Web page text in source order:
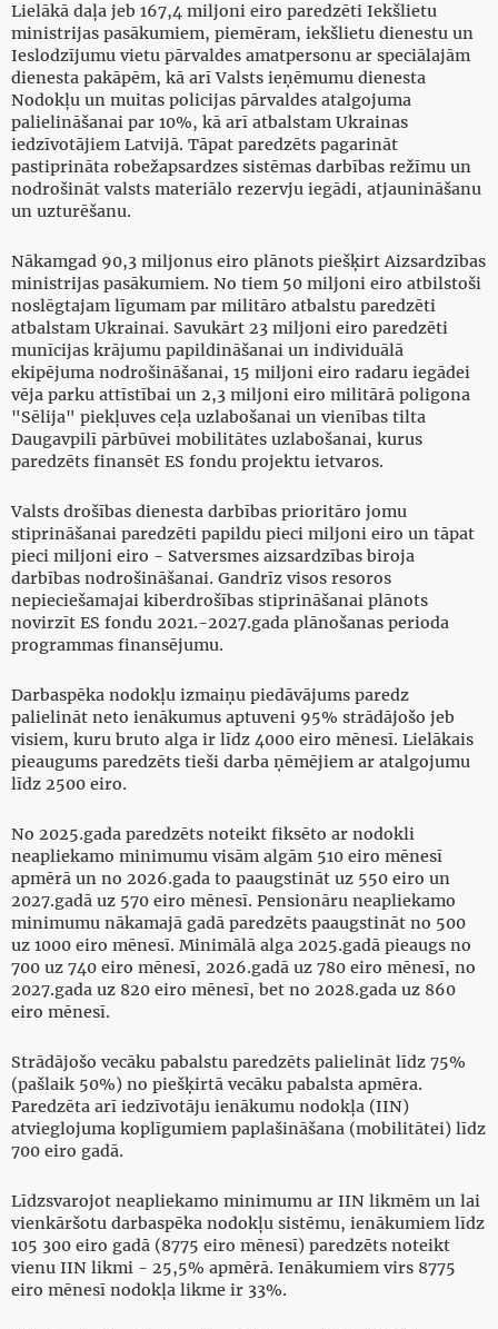
Lielākā daļa jeb 167,4 miljoni eiro paredzēti Iekšlietu
ministrijas pasākumiem, piemēram, iekšlietu dienestu un
Ieslodzījumu vietu pārvaldes amatpersonu ar speciālajām
dienesta pakāpēm, kā arī Valsts ieņēmumu dienesta
Nodokļu un muitas policijas pārvaldes atalgojuma
palielināšanai par 10%, kā arī atbalstam Ukrainas
iedzīvotājiem Latvijā. Tāpat paredzēts pagarināt
pastiprināta robežapsardzes sistēmas darbības režīmu un
nodrošināt valsts materiālo rezervju iegādi, atjaunināšanu
un uzturēšanu.
Nākamgad 90,3 miljonus eiro plānots piešķirt Aizsardzības
ministrijas pasākumiem. No tiem 50 miljoni eiro atbilstoši
noslēgtajam līgumam par militāro atbalstu paredzēti
atbalstam Ukrainai. Savukārt 23 miljoni eiro paredzēti
munīcijas krājumu papildināšanai un individuālā
ekipējuma nodrošināšanai, 15 miljoni eiro radaru iegādei
vēja parku attīstībai un 2,3 miljoni eiro militārā poligona
"Sēlija" piekļuves ceļa uzlabošanai un vienības tilta
Daugavpilī pārbūvei mobilitātes uzlabošanai, kurus
paredzēts finansēt ES fondu projektu ietvaros.
Valsts drošības dienesta darbības prioritāro jomu
stiprināšanai paredzēti papildu pieci miljoni eiro un tāpat
pieci miljoni eiro - Satversmes aizsardzības biroja
darbības nodrošināšanai. Gandrīz visos resoros
nepieciešamajai kiberdrošības stiprināšanai plānots
novirzīt ES fondu 2021.-2027.gada plānošanas perioda
programmas finansējumu.
Darbaspēka nodokļu izmaiņu piedāvājums paredz
palielināt neto ienākumus aptuveni 95% strādājošo jeb
visiem, kuru bruto alga ir līdz 4000 eiro mēnesī. Lielākais
pieaugums paredzēts tieši darba ņēmējiem ar atalgojumu
līdz 2500 eiro.
No 2025.gada paredzēts noteikt fiksēto ar nodokli
neapliekamo minimumu visām algām 510 eiro mēnesī
apmērā un no 2026.gada to paaugstināt uz 550 eiro un
2027.gadā uz 570 eiro mēnesī. Pensionāru neapliekamo
minimumu nākamajā gadā paredzēts paaugstināt no 500
uz 1000 eiro mēnesī. Minimālā alga 2025.gadā pieaugs no
700 uz 740 eiro mēnesī, 2026.gadā uz 780 eiro mēnesī, no
2027.gada uz 820 eiro mēnesī, bet no 2028.gada uz 860
eiro mēnesī.
Strādājošo vecāku pabalstu paredzēts palielināt līdz 75%
(pašlaik 50%) no piešķirtā vecāku pabalsta apmēra.
Paredzēta arī iedzīvotāju ienākumu nodokļa (IIN)
atvieglojuma koplīgumiem paplašināšana (mobilitātei) līdz
700 eiro gadā.
Līdzsvarojot neapliekamo minimumu ar IIN likmēm un lai
vienkāršotu darbaspēka nodokļu sistēmu, ienākumiem līdz
105 300 eiro gadā (8775 eiro mēnesī) paredzēts noteikt
vienu IIN likmi - 25,5% apmērā. Ienākumiem virs 8775
eiro mēnesī nodokļa likme ir 33%.